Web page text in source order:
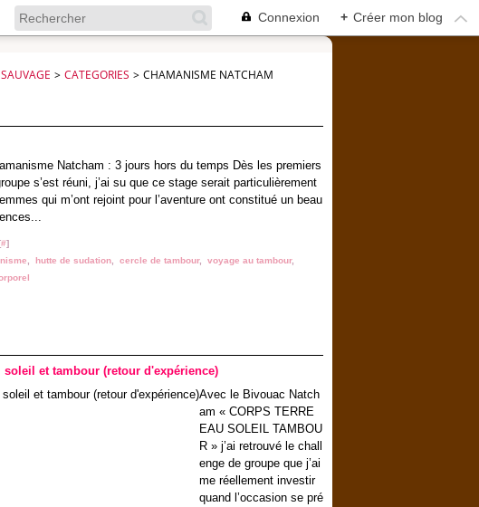
Connexion + Créer mon blog
> CATEGORIES > CHAMANISME NATCHAM
Natcham : 3 jours hors du temps Dès les premiers
s’est réuni, j’ai su que ce stage serait particulièrement
qui m’ont rejoint pour l’aventure ont constitué un beau
#]
hutte de sudation cercle de tambour, voyage au tambour,
et tambour (retour d'expérience)
Avec le Bivouac Natch
am « CORPS TERRE
EAU SOLEIL TAMBOU
R » j’ai retrouvé le chall
enge de groupe que j’ai
me réellement investir
quand l’occasion se pré